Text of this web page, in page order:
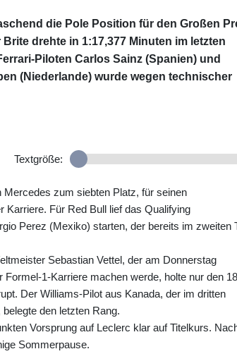
die Pole Position für den Großen
drehte in 1:17,377 Minuten im letzten
Piloten Carlos Sainz (Spanien) und
(Niederlande) wurde wegen technischer
Textgröße:
zum siebten Platz, für seinen
Karriere. Für Red Bull lief das Qualifying
Perez (Mexiko) starten, der bereits im zweiten
Sebastian Vettel, der am Donnerstag
1-Karriere machen werde, holte nur den
Der Williams-Pilot aus Kanada, der im dritten
den letzten Rang.
Vorsprung auf Leclerc klar auf Titelkurs.
Sommerpause.